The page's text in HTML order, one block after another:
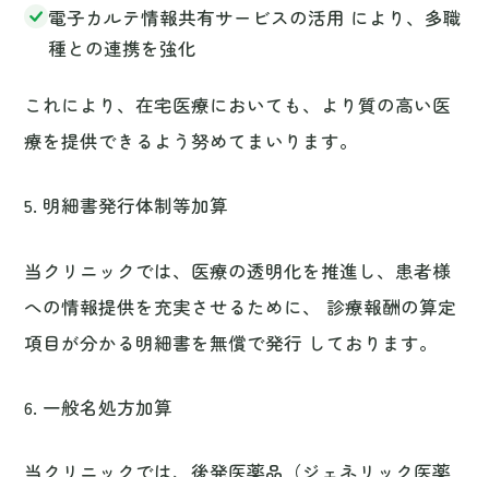
5. 明細書発行体制等加算
への情報提供を充実させるために、 診療報酬の算定
項目が分かる明細書を無償で発行 しております。
6. 一般名処方加算
品）の使用促進と、医薬品の安定供給に向けた取り
組みを行っています。
い処方を実施
し、患者様の治療継続を支援